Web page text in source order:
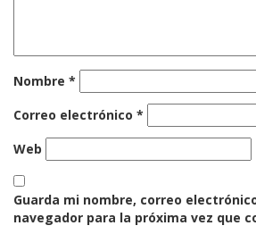
Nombre *
Correo electrónico *
Web
Guarda mi nombre, correo
navegador para la próxima vez que